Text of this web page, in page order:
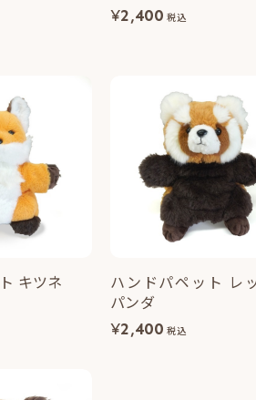
¥2,400 税込
キツネ
ハンドパペット レ
パンダ
¥2,400 税込